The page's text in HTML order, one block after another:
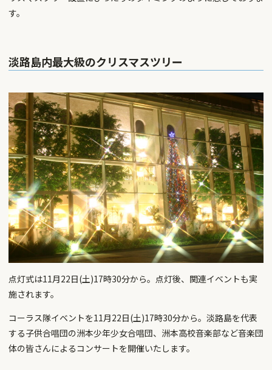
す。
淡路島内最大級のクリスマスツリー
点灯式は11月22日(土)17時30分から。点灯後、関連イベントも実
施されます。
コーラス隊イベントを11月22日(土)17時30分から。淡路島を代表
する子供合唱団の洲本少年少女合唱団、洲本高校音楽部など音楽団
体の皆さんによるコンサートを開催いたします。